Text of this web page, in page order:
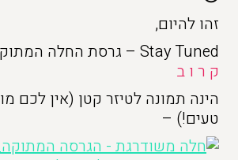
זהו להיום,
Stay Tuned – גרסת החלה המתוקה תגיע ממש
ק ר ו ב
הינה תמונה לטיזר קטן (אין לכם
טעים!) –